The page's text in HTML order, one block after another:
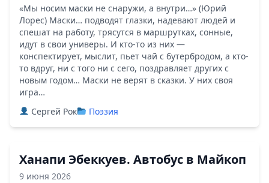
«Мы носим маски не снаружи, а внутри…» (Юрий
Лорес) Маски… подводят глазки, надевают людей и
спешат на работу, трясутся в маршрутках, сонные,
идут в свои универы. И кто-то из них —
конспектирует, мыслит, пьет чай с бутербродом, а кто-
то вдруг, ни с того ни с сего, поздравляет других с
новым годом… Маски не верят в сказки. У них своя
игра…
Сергей Рок
Поэзия
Ханапи Эбеккуев. Автобус в Майкоп
9 июня 2026